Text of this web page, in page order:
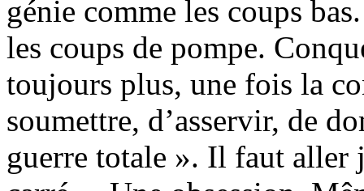
génie comme les coups
les coups de pompe.
toujours plus, une fois la
soumettre, d’asservir, de
guerre totale ». Il faut aller